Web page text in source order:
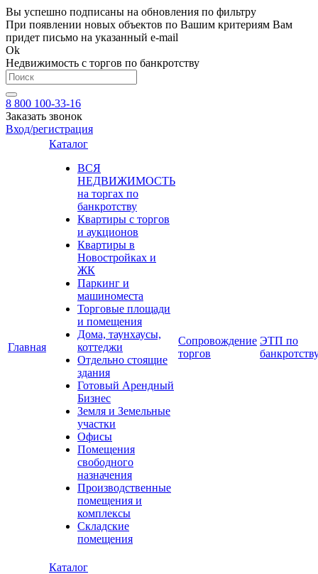
Вы успешно подписаны на обновления по фильтру
При появлении новых объектов по Вашим критериям Вам
придет письмо на указанный e-mail
Ok
Недвижимость с торгов по банкротству
8 800 100-33-16
Заказать звонок
Вход/регистрация
Главная
Каталог
ВСЯ
НЕДВИЖИМОСТЬ
на торгах по
банкротству
Квартиры с торгов
и аукционов
Квартиры в
Новостройках и
ЖК
Паркинг и
машиноместа
Торговые площади
и помещения
Дома, таунхаусы,
коттеджи
Отдельно стоящие
здания
Готовый Арендный
Бизнес
Земля и Земельные
участки
Офисы
Помещения
свободного
назначения
Производственные
помещения и
комплексы
Складские
помещения
Сопровождение
торгов
ЭТП по
Каталог